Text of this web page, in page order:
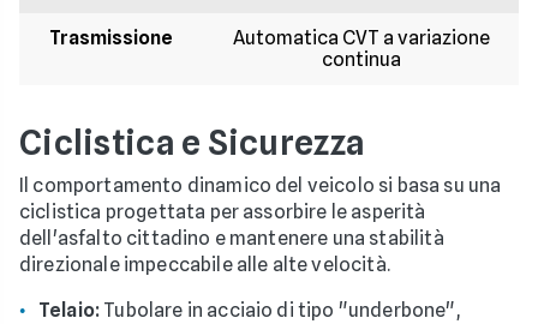
Trasmissione
Automatica CVT a variazione
continua
Ciclistica e Sicurezza
Il comportamento dinamico del veicolo si basa su una
ciclistica progettata per assorbire le asperità
dell'asfalto cittadino e mantenere una stabilità
direzionale impeccabile alle alte velocità.
Telaio: Tubolare in acciaio di tipo "underbone",